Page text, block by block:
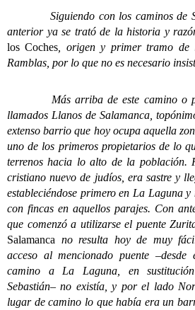
Siguiendo con los caminos de
anterior ya se trató de la historia y
los Coches , origen y primer tramo de
Ramblas, por lo que no es necesario
Más arriba de este camino o
llamados Llanos de Salamanca,
extenso barrio que hoy ocupa aquella
uno de los primeros propietarios de lo
terrenos hacia lo alto de la población.
cristiano nuevo de judíos, era sastre y
estableciéndose primero en La Laguna y
con fincas en aquellos parajes. Con
que comenzó a utilizarse el puente
Salamanca no resulta hoy de muy
acceso al mencionado puente –desde
camino a La Laguna, en
Sebastián– no existía, y por el lado
lugar de camino lo que había era un